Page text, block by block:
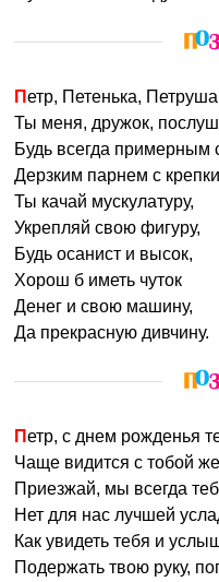
Петр, Петенька,
Ты меня, дружок,
Будь всегда примерным
Дерзким парнем с
Ты качай мускулатуру,
Укрепляй свою фигуру,
Будь осанист и высок,
Хорош б иметь чуток
Денег и свою машину,
Да прекрасную дивчину.
Петр, с днем рожденья
Чаще видится с тобой
Приезжай, мы всегда
Нет для нас лучшей
Как увидеть тебя и
Подержать твою руку,